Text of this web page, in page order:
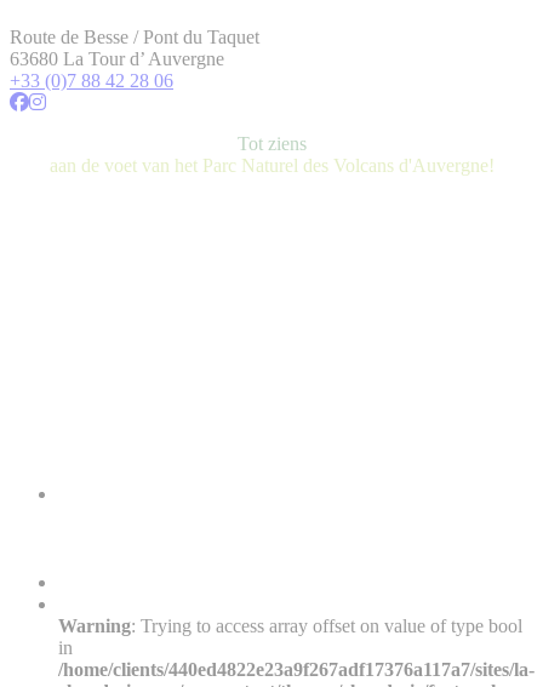
Route de Besse / Pont du Taquet
63680 La Tour d’ Auvergne
+33 (0)7 88 42 28 06
Tot ziens
aan de voet van het Parc Naturel des Volcans d'Auvergne!
Warning: Trying to access array offset on value of type bool
in
/home/clients/440ed4822e23a9f267adf17376a117a7/sites/la-